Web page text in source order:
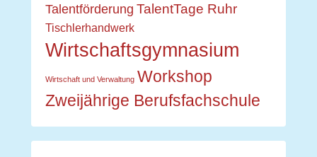
Talentförderung TalentTage Ruhr
Tischlerhandwerk
Wirtschaftsgymnasium
Wirtschaft und Verwaltung Workshop
Zweijährige Berufsfachschule